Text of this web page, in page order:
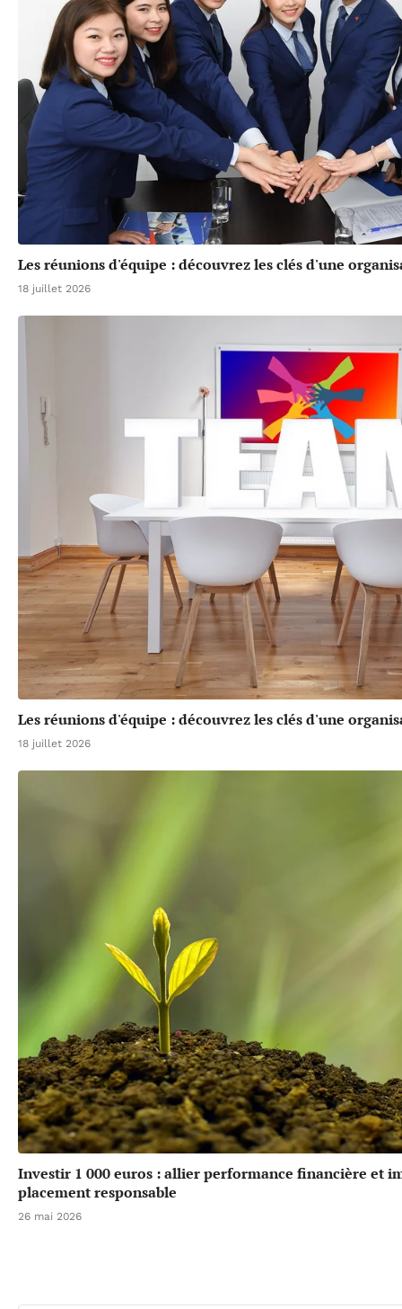
Les réunions d'équipe : découvrez les clés d'une
18 juillet 2026
Les réunions d'équipe : découvrez les clés d'une
18 juillet 2026
Investir 1 000 euros : allier performance financière et
placement responsable
26 mai 2026